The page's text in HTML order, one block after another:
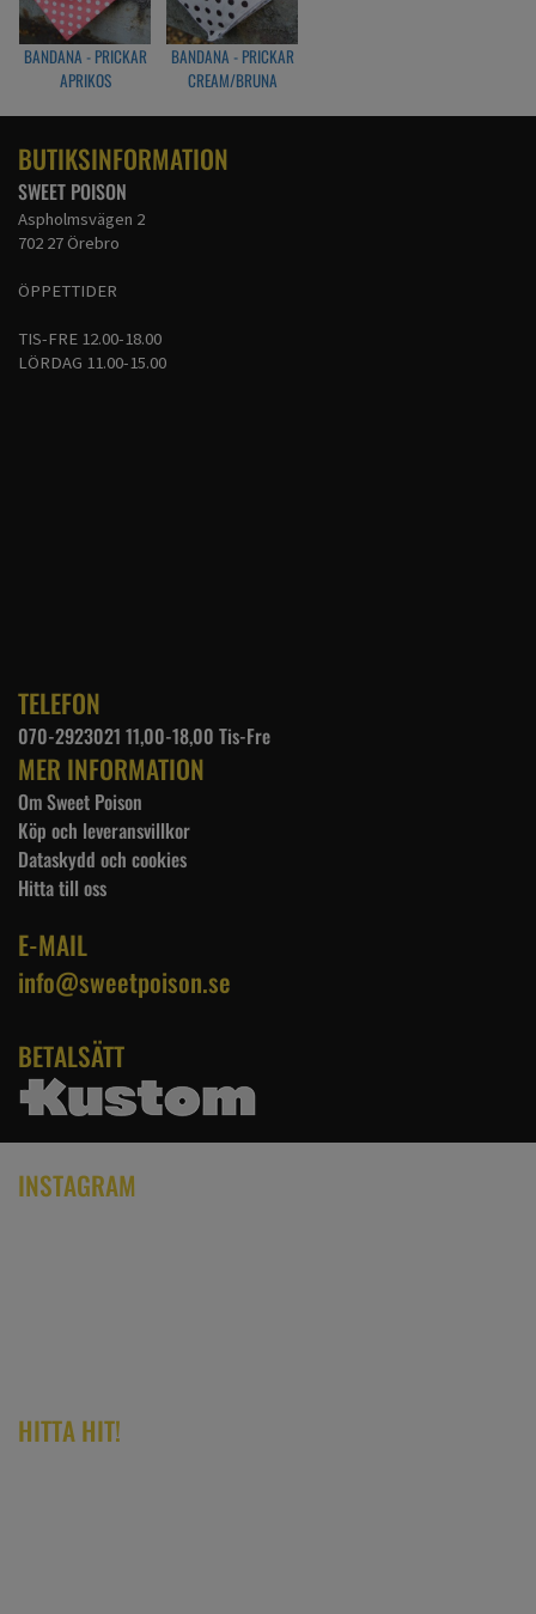
BANDANA - PRICKAR
APRIKOS
BANDANA - PRICKAR
CREAM/BRUNA
BUTIKSINFORMATION
SWEET POISON
Aspholmsvägen 2
702 27 Örebro
ÖPPETTIDER
TIS-FRE 12.00-18.00
LÖRDAG 11.00-15.00
TELEFON
070-2923021 11,00-18,00 Tis-Fre
MER INFORMATION
Om Sweet Poison
Köp och leveransvillkor
Dataskydd och cookies
Hitta till oss
E-MAIL
info@sweetpoison.se
BETALSÄTT
INSTAGRAM
HITTA HIT!